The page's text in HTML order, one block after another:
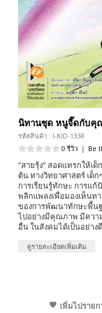
นิทานชุด หนูจี๊ดกับคุ
รหัสสินค้า : I-KID-1338
0 รีวิว | Be
“สายรุ้ง” สอดแทรกให้เด็
ต้น ทางวิทยาศาสตร์ เด็
การเรียนรู้ทักษะ การแ
พลิกแพลงเพื่อมองเห็นท
ของการพัฒนาทักษะพื้นฐ
ไปอย่างมีคุณภาพ มีควา
อื่น ในสังคมได้เป็นอย่างดี
ดูรายละเอียดเพิ่มเติม
เพิ่มไปราย